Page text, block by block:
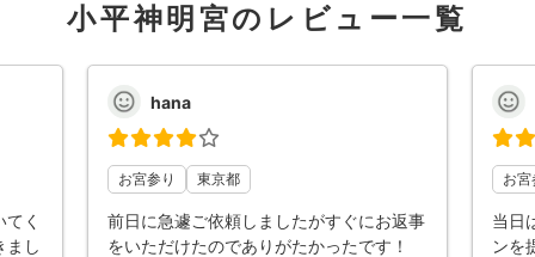
小平神明宮のレビュー一覧
く
まし
hana
お宮参り 東京都
前日に急遽ご依頼しましたがすぐにお返事
をいただけたのでありがたかったです！
お
当日
ンを